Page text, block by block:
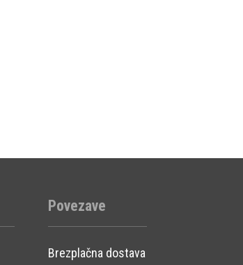
Povezave
Brezplačna dostava